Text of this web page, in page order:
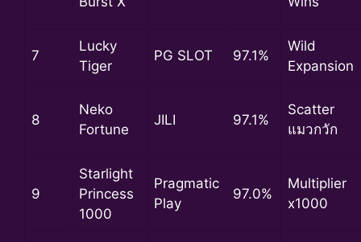
7
Lucky
Tiger
PG SLOT 97.1%
Wild
Expansion
8
Neko
Fortune
JILI 97.1%
Scatter
แมวกวัก
9
Starlight
Princess
1000
Pragmatic
Play
97.0%
Multiplier
x1000